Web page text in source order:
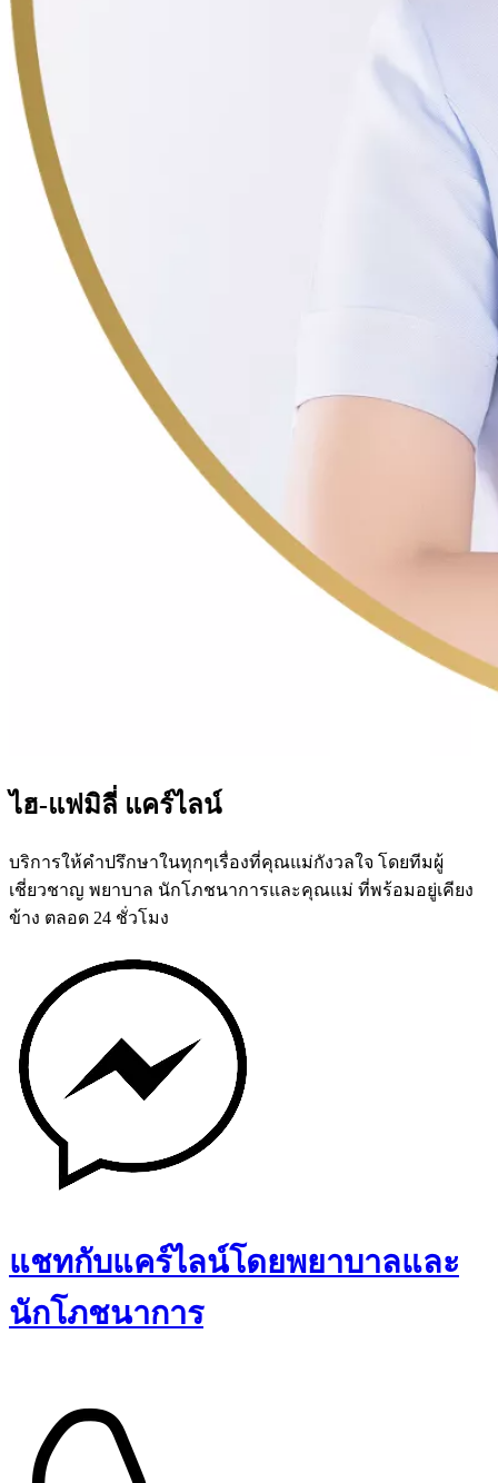
ไฮ-แฟมิลี่ แคร์ไลน์
บริการให้คำปรึกษาในทุกๆเรื่องที่คุณแม่กังวลใจ โดยทีมผู้
เชี่ยวชาญ พยาบาล นักโภชนาการและคุณแม่ ที่พร้อมอยู่เคียง
ข้าง ตลอด 24 ชั่วโมง
แชทกับแคร์ไลน์โดยพยาบาลและ
นักโภชนาการ